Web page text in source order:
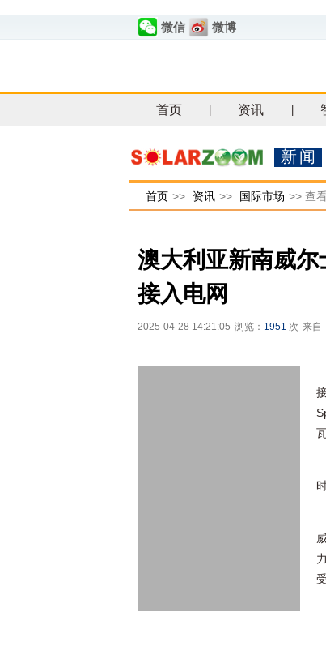
微信 微博
首页 资讯
新闻
首页 >> 资讯 >> 国际市场 >> 查
澳大利亚新南威尔
接入电网
2025-04-28 14:21:05 浏览： 1951 次 来自